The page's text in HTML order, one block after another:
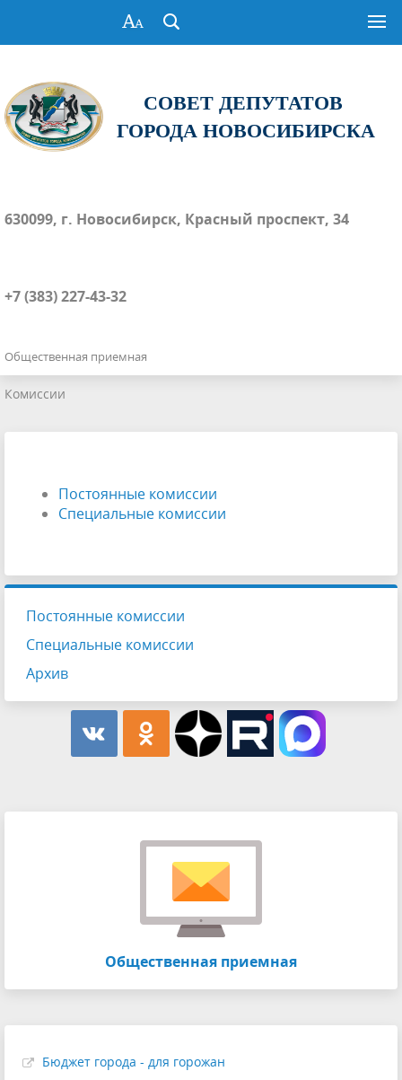
СОВЕТ ДЕПУТАТОВ
ГОРОДА НОВОСИБИРСКА
630099, г. Новосибирск, Красный проспект, 34
+7 (383) 227-43-32
Общественная приемная
Комиссии
Постоянные комиссии
Специальные комиссии
Постоянные комиссии
Специальные комиссии
Архив
Общественная приемная
Бюджет города - для горожан